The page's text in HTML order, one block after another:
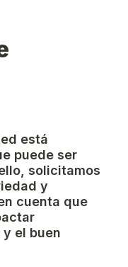
está
puede ser
solicitamos
y
cuenta que
el buen